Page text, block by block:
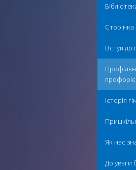
Сторінка
Вступ до
Історія
Як нас
До уваги